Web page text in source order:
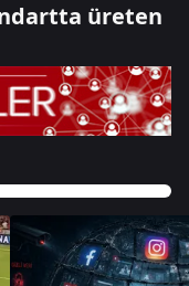
üreten